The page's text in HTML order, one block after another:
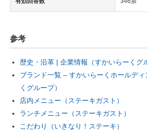
参考
歴史・沿革 | 企業情報（すかいらーくグ
ブランド一覧 – すかいらーくホールデ
くグループ）
店内メニュー（ステーキガスト）
ランチメニュー（ステーキガスト）
こだわり（いきなり！ステーキ）